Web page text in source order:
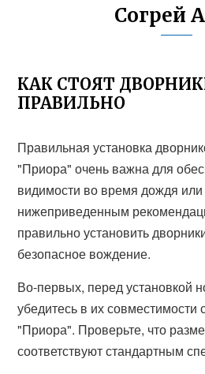
Согрей
КАК СТОЯТ
ПРАВИЛЬНО
Правильная установка
"Приора" очень важна для
видимости во время дождя
нижеприведенным
правильно установить
безопасное вождение.
Во-первых, перед установкой
убедитесь в их совместимости
"Приора". Проверьте, что
соответствуют стандартным